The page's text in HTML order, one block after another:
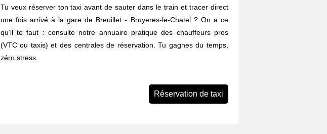
Tu veux réserver ton taxi avant de sauter dans le train et tracer direct
une fois arrivé à la gare de Breuillet - Bruyeres-le-Chatel ? On a ce
qu’il te faut : consulte notre annuaire pratique des chauffeurs pros
(VTC ou taxis) et des centrales de réservation. Tu gagnes du temps,
zéro stress.
Réservation de taxi